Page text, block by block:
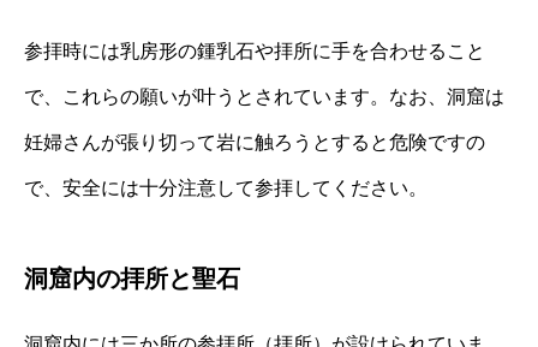
参拝時には乳房形の鍾乳石や拝所に手を合わせること
で、これらの願いが叶うとされています。なお、洞窟は
妊婦さんが張り切って岩に触ろうとすると危険ですの
で、安全には十分注意して参拝してください。
洞窟内の拝所と聖石